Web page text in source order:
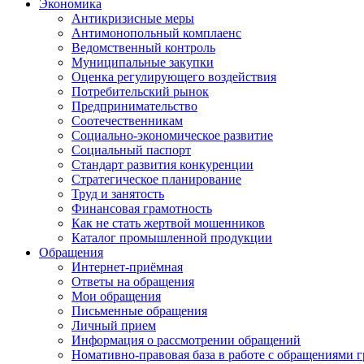
Экономика
Антикризисные меры
Антимонопольный комплаенс
Ведомственный контроль
Муниципальные закупки
Оценка регулирующего воздействия
Потребительский рынок
Предпринимательство
Соотечественникам
Социально-экономическое развитие
Социальный паспорт
Стандарт развития конкуренции
Стратегическое планирование
Труд и занятость
Финансовая грамотность
Как не стать жертвой мошенников
Каталог промышленной продукции
Обращения
Интернет-приёмная
Ответы на обращения
Мои обращения
Письменные обращения
Личный прием
Информация о рассмотрении обращений
Номативно-правовая база в работе с обращениями